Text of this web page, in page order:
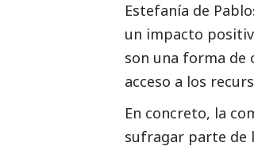
Estefanía de
un impacto
son una forma de
acceso a los
En concreto, la
sufragar parte de